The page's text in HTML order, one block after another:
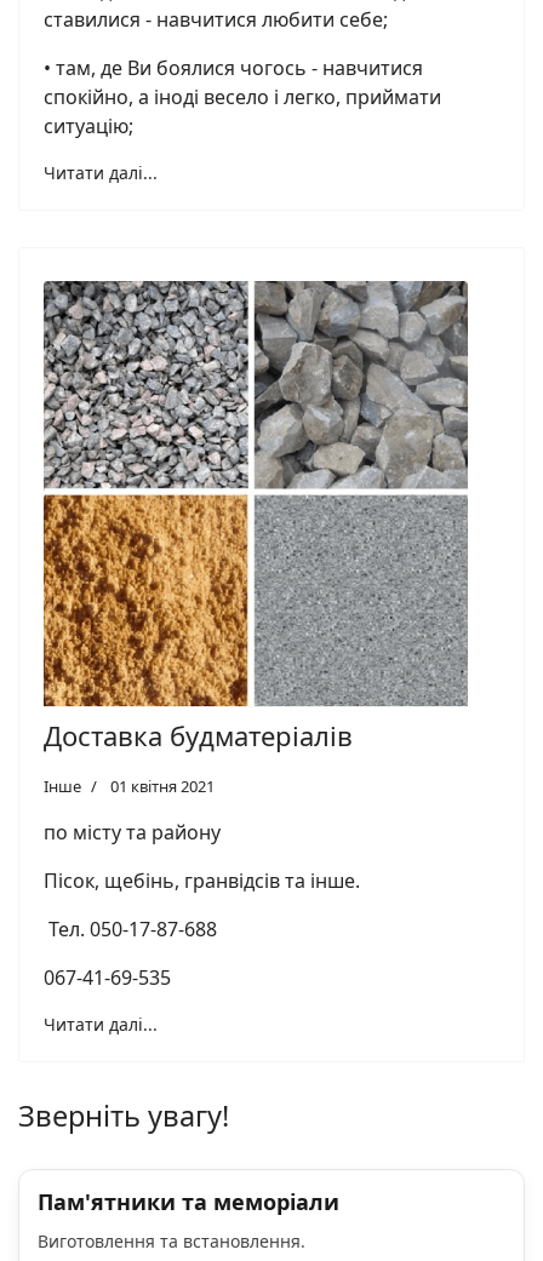
ставилися - навчитися любити себе;
• там, де Ви боялися чогось - навчитися
спокійно, а іноді весело і легко, приймати
ситуацію;
Читати далі...
Доставка будматеріалів
Інше 01 квітня 2021
по місту та району
Пісок, щебінь, гранвідсів та інше.
Тел. 050-17-87-688
067-41-69-535
Читати далі...
Зверніть увагу!
Пам'ятники та меморіали
Виготовлення та встановлення.